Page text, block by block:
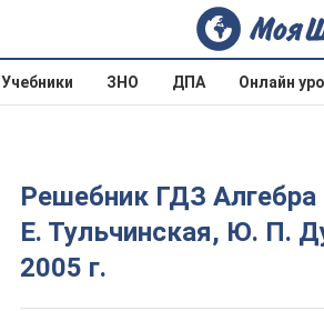
Учебники ЗНО ДПА Онлайн
Решебник ГДЗ Алгебра
Е. Тульчинская, Ю. П.
2005 г.